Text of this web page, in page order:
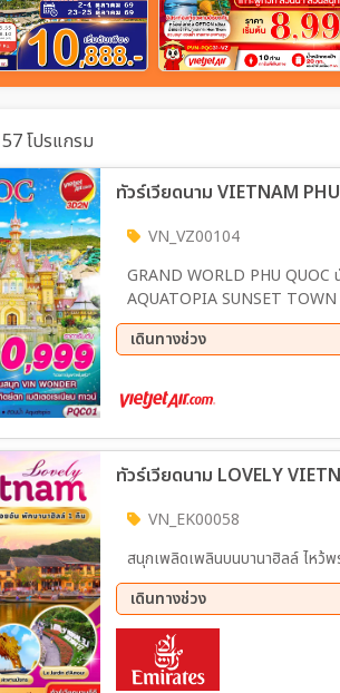
โปรแกรม
ทัวร์เวียดนาม VIETNAM
VN_VZ00104
GRAND WORLD PHU QUOC
AQUATOPIA SUNSET
QUOC เต็มวัน
เดินทางช่วง
11 ก.ย. 69 - 13 ก.ย. 69
ทัวร์เวียดนาม LOVELY
VN_EK00058
สนุกเพ
เดินทางช่วง
14 ส.ค. 69 - 16 ส.ค. 69